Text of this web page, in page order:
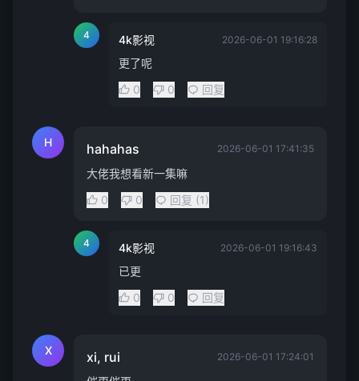
4 4k影视 2026-06-01 19:16:28
更了呢
0
0 回复
H hahahas 2026-06-01 17:41:35
大佬我想看新一集嘛
0
0 回复 (1)
4 4k影视 2026-06-01 19:16:43
已更
0
0 回复
X xi, rui 2026-06-01 17:24:01